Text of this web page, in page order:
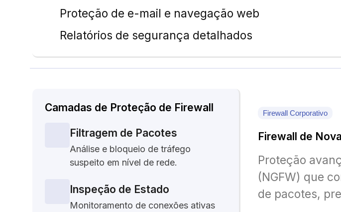
Proteção de e-mail e navegação web
Relatórios de segurança detalhados
Camadas de Proteção de Firewall
Filtragem de Pacotes
Análise e bloqueio de tráfego
suspeito em nível de rede.
Inspeção de Estado
Monitoramento de conexões ativas
Firewall Corporativo
Firewall de
Proteção
(NGFW) que
de pacotes,